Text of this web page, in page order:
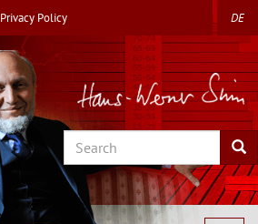
Privacy Policy DE
Search